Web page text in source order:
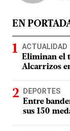
EN
ACTUALIDAD
Eliminan el
Alcarrizos
DEPORTES
Entre
sus 150